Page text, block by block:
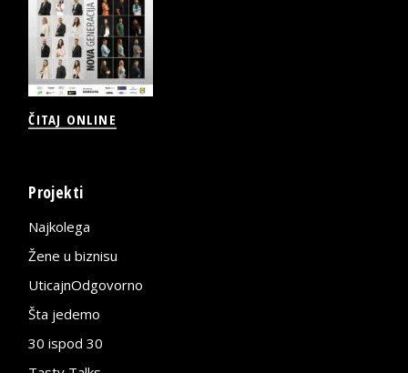
ČITAJ ONLINE
Projekti
Najkolega
Žene u biznisu
UticajnOdgovorno
Šta jedemo
30 ispod 30